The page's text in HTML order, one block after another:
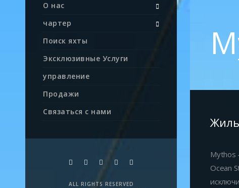
О нас
чартер
Поиск яхты
Эксклюзивные Услуги
управление
Продажи
Связаться с нами
ALL RIGHTS RESERVED
Mythos
Ocean